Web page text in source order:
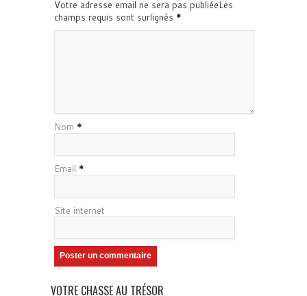
Votre adresse email ne sera pas publiéeLes
champs requis sont surlignés *
Nom *
Email *
Site internet
VOTRE CHASSE AU TRÉSOR